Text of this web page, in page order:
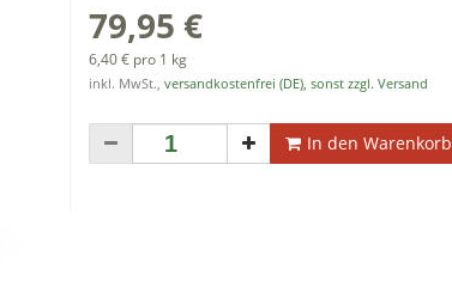
79,95 €
6,40 € pro 1 kg
inkl. MwSt., versandkostenfrei (DE), sonst zzgl. Versand
In den Warenkorb